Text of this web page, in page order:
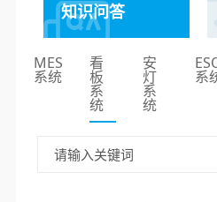
知识问答
MES
系统
看
板
系
统
安
灯
系
统
系